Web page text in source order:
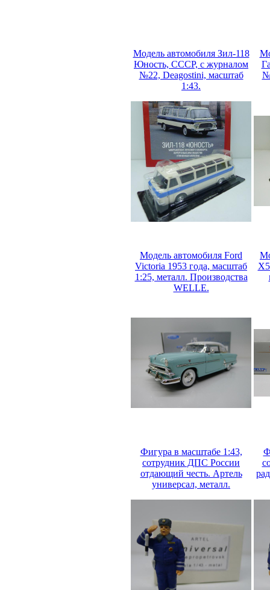
Модель автомобиля Зил-118
Юность, СССР, с журналом
№22, Deagostini, масштаб
1:43.
Модель автомобиля Ford
Victoria 1953 года, масштаб
1:25, металл. Производства
WELLE.
Фигура в масштабе 1:43,
сотрудник ДПС России
отдающий честь. Артель
универсал, металл.